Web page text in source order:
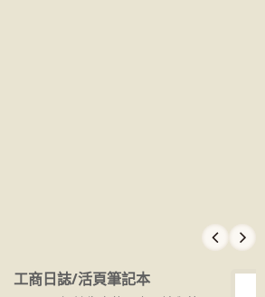
工商日誌/活頁筆記本